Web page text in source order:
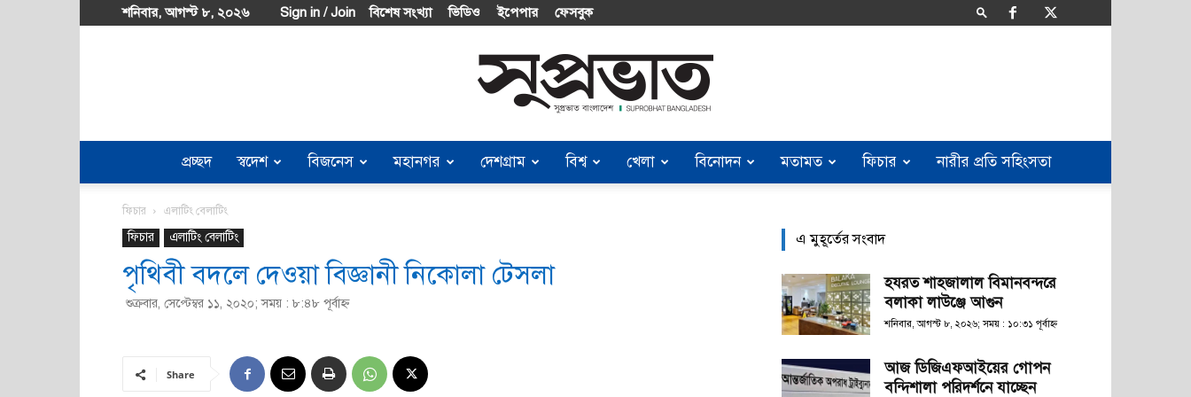
শনিবার, আগস্ট ৮, ২০২৬ Sign in / Join বিশেষ সংখ্যা ভিডিও ইপেপার ফেসবুক
Suprobhat
প্রচ্ছদ স্বদেশ বিজনেস মহানগর দেশগ্রাম বিশ্ব খেলা বিনোদন মতামত ফিচার নারীর প্রতি সহিংসতা
ফিচার এলাটিং বেলাটিং
ফিচার এলাটিং বেলাটিং
পৃথিবী বদলে দেওয়া বিজ্ঞানী নিকোলা টেসলা
শুক্রবার, সেপ্টেম্বর ১১, ২০২০; সময় : ৮:৪৮ পূর্বাহ্ণ
Share
এ মুহূর্তের সংবাদ
হযরত শাহজালাল বিমানবন্দরে
বলাকা লাউঞ্জে আগুন
শনিবার, আগস্ট ৮, ২০২৬; সময় : ১০:৩১ পূর্বাহ্ণ
আজ ডিজিএফআইয়ের গোপন
বন্দিশালা পরিদর্শনে যাচ্ছেন